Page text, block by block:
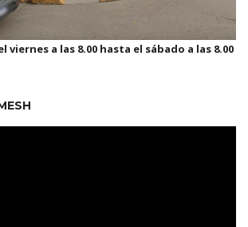
viernes a las 8.00 hasta el sábado a las 8.00